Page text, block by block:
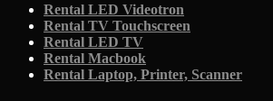
Rental LED Videotron
Rental TV Touchscreen
Rental LED TV
Rental Macbook
Rental Laptop, Printer, Scanner